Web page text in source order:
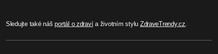
Sledujte také nášportál o zdravía životním stylu ZdraveTrendy.cz.